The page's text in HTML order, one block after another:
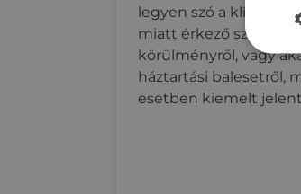
legyen szó a
miatt érkező
körülményről, vagy
háztartási balesetről,
esetben kiemelt